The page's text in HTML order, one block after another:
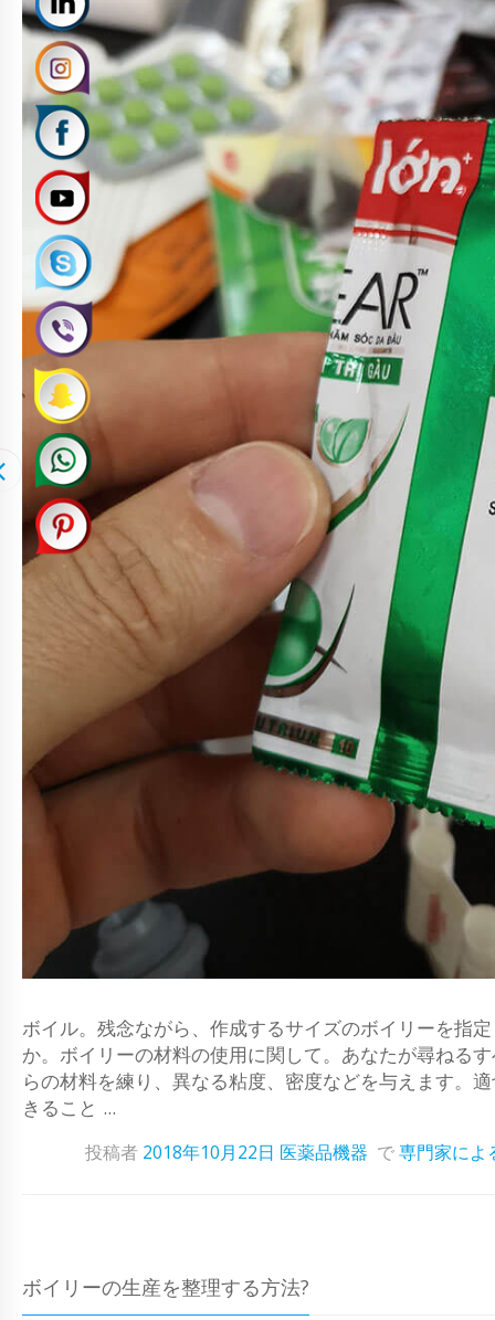
ボイル。残念ながら、作成するサイズのボイリーを指
か。ボイリーの材料の使用に関して。あなたが尋ねる
らの材料を練り、異なる粘度、密度などを与えます。
きること ...
投稿者 2018年10月22日 医薬品機器 で専門家によ
ボイリーの生産を整理する方法?